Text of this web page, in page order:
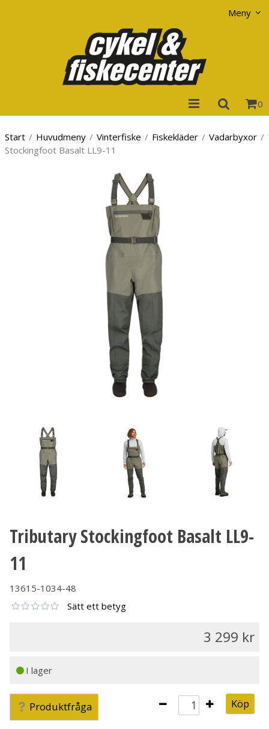
Meny
0
Start / Huvudmeny / Vinterfiske / Fiskekläder / Vadarbyxor /
Stockingfoot Basalt LL9-11
Tributary Stockingfoot Basalt LL9-
11
13615-1034-48
Sätt ett betyg
3 299
I lager
Produktfråga Köp